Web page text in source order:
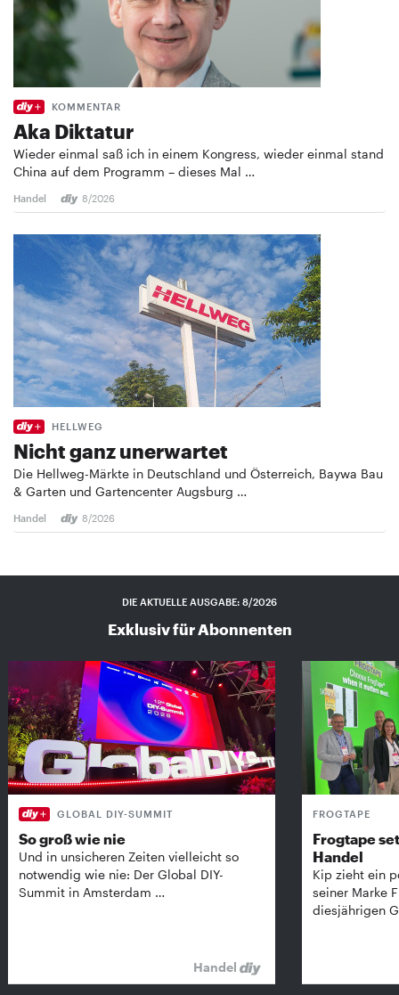
KOMMENTAR
Aka Diktatur
Wieder einmal saß ich in einem Kongress, wieder einmal stand
China auf dem Programm – dieses Mal …
Handel 8/2026
HELLWEG
Nicht ganz unerwartet
Die Hellweg-Märkte in Deutschland und Österreich, Baywa Bau
& Garten und Gartencenter Augsburg …
Handel 8/2026
DIE AKTUELLE AUSGABE: 8/2026
Exklusiv für Abonnenten
GLOBAL DIY-SUMMIT
So groß wie nie
Und in unsicheren Zeiten vielleicht so
notwendig wie nie: Der Global DIY-
Summit in Amsterdam …
Handel
FROGTAPE
Frogtape
Handel
Kip zieht ein
seiner Marke
diesjährigen